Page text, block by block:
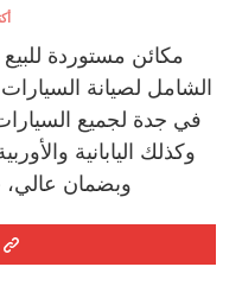
مكائن مستوردة
الشامل لصيانة
في جدة لجميع السيارات
وكذلك اليابانية
وبضمان عالي،